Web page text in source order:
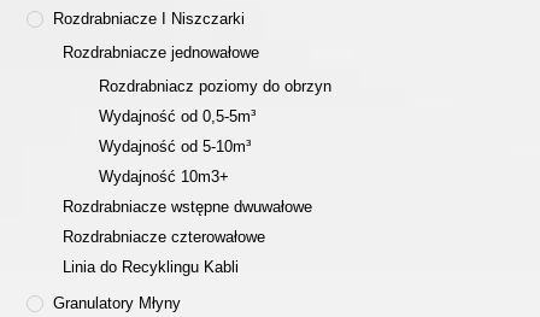
Rozdrabniacze I Niszczarki
Rozdrabniacze jednowałowe
Rozdrabniacz poziomy do obrzyn
Wydajność od 0,5-5m³
Wydajność od 5-10m³
Wydajność 10m3+
Rozdrabniacze wstępne dwuwałowe
Rozdrabniacze czterowałowe
Linia do Recyklingu Kabli
Granulatory Młyny